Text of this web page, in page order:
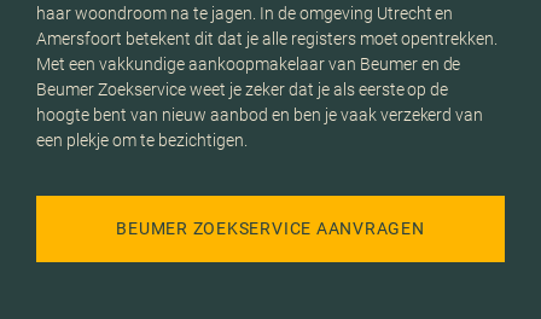
haar woondroom na te jagen. In de omgeving Utrecht en
Amersfoort betekent dit dat je alle registers moet opentrekken.
Met een vakkundige aankoopmakelaar van Beumer en de
Beumer Zoekservice weet je zeker dat je als eerste op de
hoogte bent van nieuw aanbod en ben je vaak verzekerd van
een plekje om te bezichtigen.
BEUMER ZOEKSERVICE AANVRAGEN